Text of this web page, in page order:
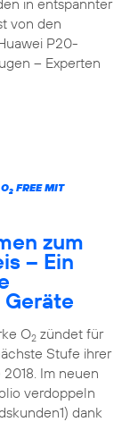
in entspannter
von den
P20-
– Experten
2FREE MIT
zum
– Ein
O2zündet für
Stufe ihrer
Im neuen
verdoppeln
dank